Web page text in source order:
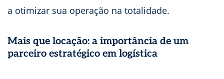
a otimizar sua operação na totalidade.
Mais que locação: a importância de um
parceiro estratégico em logística